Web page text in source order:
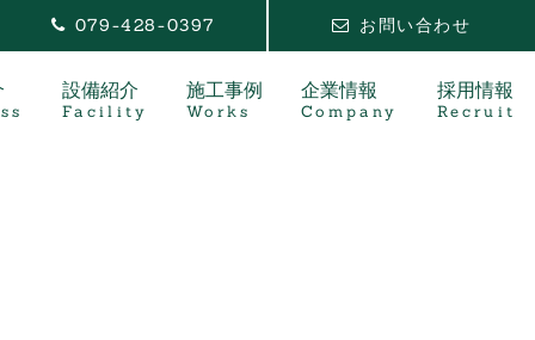
079-428-0397 お問い合わせ
設備紹介
Facility
施工事例
Works
企業情報
Company
採用情報
Recruit